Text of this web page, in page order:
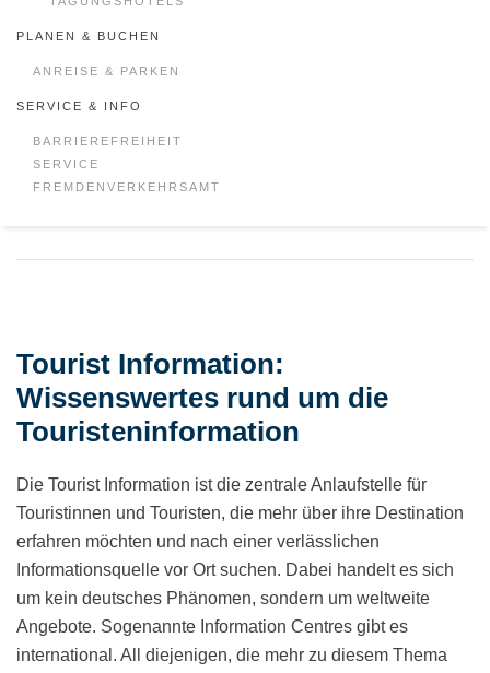
PLANEN & BUCHEN
ANREISE & PARKEN
SERVICE & INFO
BARRIEREFREIHEIT
SERVICE
FREMDENVERKEHRSAMT
Tourist Information:
Wissenswertes rund um die
Touristeninformation
Die Tourist Information ist die zentrale Anlaufstelle für
Touristinnen und Touristen, die mehr über ihre Destination
erfahren möchten und nach einer verlässlichen
Informationsquelle vor Ort suchen. Dabei handelt es sich
um kein deutsches Phänomen, sondern um weltweite
Angebote. Sogenannte Information Centres gibt es
international. All diejenigen, die mehr zu diesem Thema